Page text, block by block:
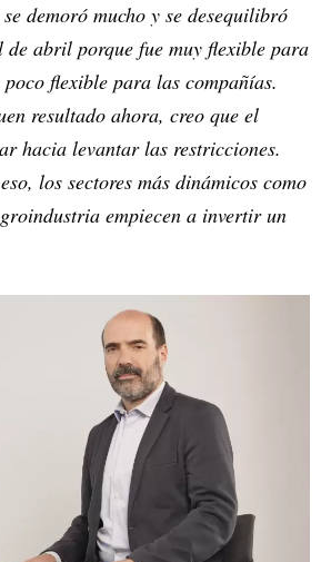
demoró mucho y se desequilibró
de abril porque fue muy flexible para
flexible para las compañías.
resultado ahora, creo que el
hacia levantar las restricciones.
los sectores más dinámicos como
empiecen a invertir un